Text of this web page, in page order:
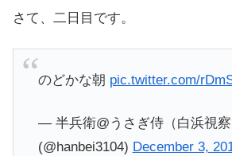
さて、二日目です。
のどかな朝 pic.twitter.com/
— 半兵衛@うさぎ侍（白浜視察
(@hanbei3104) December 3,